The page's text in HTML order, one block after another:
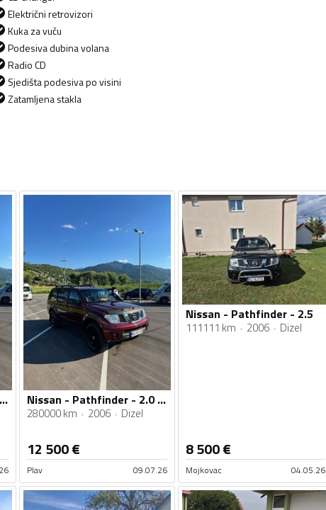
Električni retrovizori
Kuka za vuču
Podesiva dubina volana
Radio CD
Sjedišta podesiva po visini
Zatamljena stakla
Nissan - Pathfinder - 2.5 126. kw Nissan - Pathfinder - 2.0 126
280000 km 2006 Dizel
12 500€
Plav 09.07.26
Nissan - Pathfinder - 2.5
111111 km 2006 Dizel
8 500€
Mojkovac 04.05.26